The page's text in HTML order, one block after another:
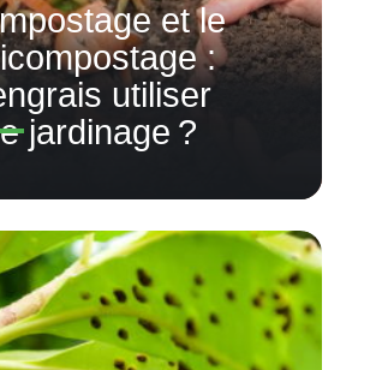
et le
:
utiliser
jardinage ?